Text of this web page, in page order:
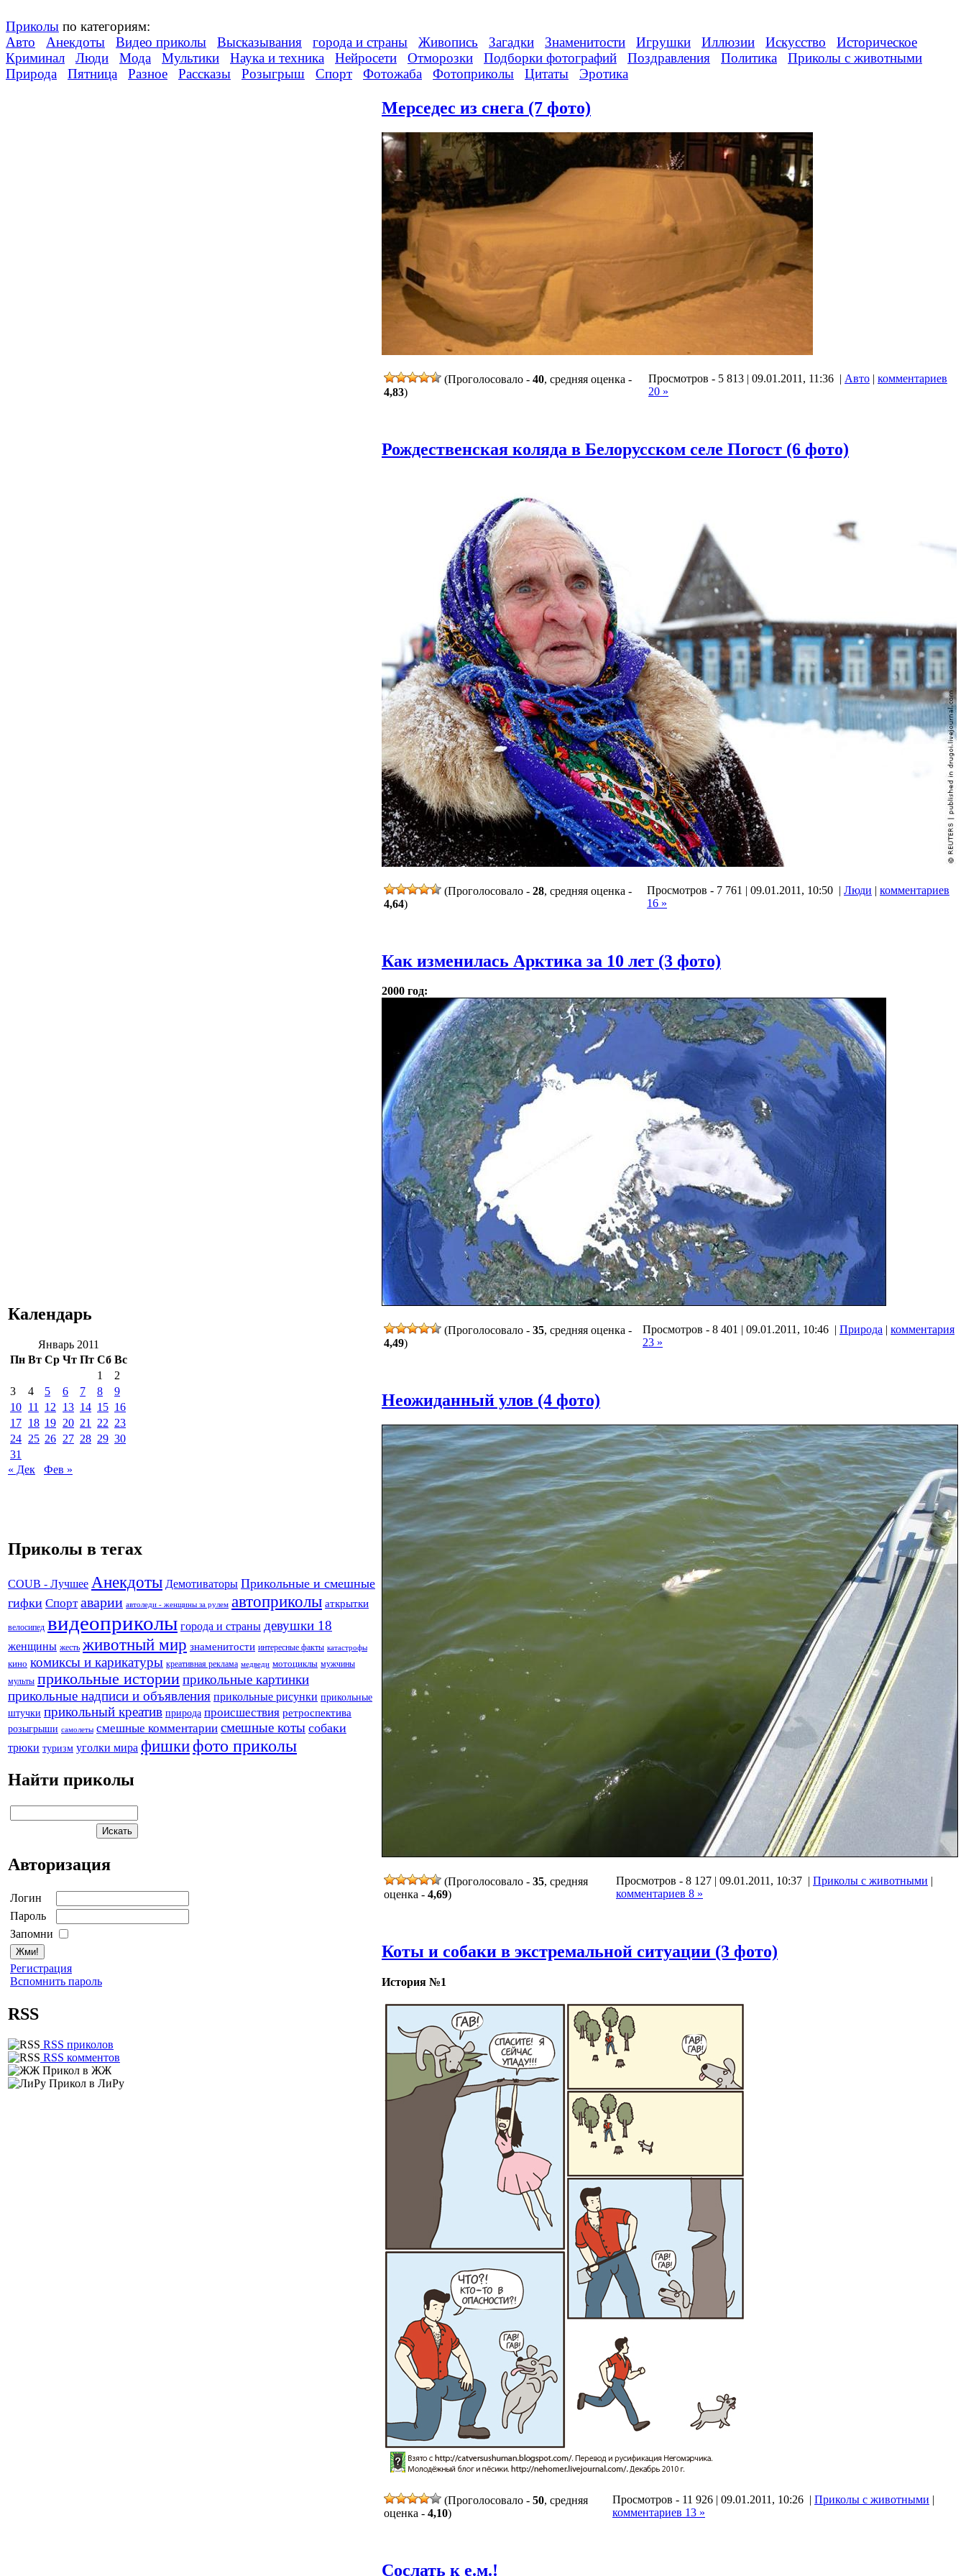
Приколы по категориям:
Авто
Анекдоты Видео приколы Высказывания города и страны Живопись Загадки Знаменитости Игрушки Иллюзии Искусство
Историческое
Криминал
Люди Мода Мультики Наука и техника Нейросети Отморозки Подборки фотографий Поздравления Политика
Приколы с животными
Природа
Пятница Разное Рассказы Розыгрыш Спорт Фотожаба Фотоприколы Цитаты Эротика
Календарь
Январь 2011
Пн Вт Ср Чт Пт Сб Вс
1
2
3
4 5 6 7 8
9
10 11 12 13 14 15 16
17 18 19 20 21 22 23
24 25 26 27 28 29 30
31
« Дек
Фев »
Приколы в тегах
COUB - Лучшее Анекдоты Демотиваторы Прикольные и смешные
гифки Спорт аварии автоледи - женщины за рулем автоприколы аткрытки
велосипед видеоприколы города и страны девушки 18
женщины жесть животный мир знаменитости интересные факты катастрофы
кино комиксы и карикатуры креативная реклама медведи мотоциклы мужчины
мульты прикольные историиприкольные картинки
прикольные надписи и объявления прикольные рисунки прикольные
штучки прикольный креатив природа происшествия ретроспектива
розыгрыши самолеты смешные комментарии смешные коты собаки
трюки туризм уголки мира фишкифото приколы
Найти приколы
Авторизация
Логин
Пароль
Запомни
Регистрация
Вспомнить пароль
RSS
RSS приколов
RSS комментов
Прикол в ЖЖ
Прикол в ЛиРу
Мерседес из снега (7 фото)
(Проголосовало - 40, средняя оценка -
4,83)
Просмотров - 5 813 | 09.01.2011, 11:36 | Авто | комментариев
20 »
Рождественская коляда в Белорусском селе Погост (6 фото)
(Проголосовало - 28, средняя оценка -
4,64)
Просмотров - 7 761 | 09.01.2011, 10:50 | Люди | комментариев
16 »
Как изменилась Арктика за 10 лет (3 фото)
2000 год:
(Проголосовало - 35, средняя оценка -
4,49)
Просмотров - 8 401 | 09.01.2011, 10:46 | Природа | комментария
23 »
Неожиданный улов (4 фото)
(Проголосовало - 35, средняя
оценка - 4,69)
Просмотров - 8 127 | 09.01.2011, 10:37 | Приколы с животными |
комментариев 8 »
Коты и собаки в экстремальной ситуации (3 фото)
История №1
(Проголосовало - 50, средняя
оценка - 4,10)
Просмотров - 11 926 | 09.01.2011, 10:26 | Приколы с животными |
комментариев 13 »
Сослать к е.м.!